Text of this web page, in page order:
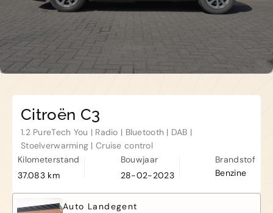
Haamstede
De Roterij 5 4328 BB Burgh-
Haamstede
Citroën C3
1.2 PureTech You | Radio | Bluetooth | DAB |
Stoelverwarming | Cruise control
Kilometerstand
37.083 km
Bouwjaar
28-02-2023
Brandstof
Benzine
Auto Landegent